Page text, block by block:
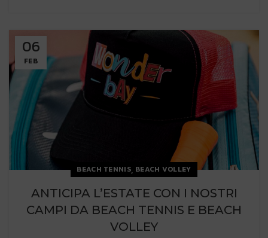
06
FEB
BEACH TENNIS, BEACH VOLLEY
ANTICIPA L’ESTATE CON I NOSTRI
CAMPI DA BEACH TENNIS E BEACH
VOLLEY